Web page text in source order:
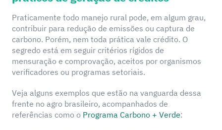
Praticamente todo manejo rural pode, em algum grau,
contribuir para redução de emissões ou captura de
carbono. Porém, nem toda prática vale crédito. O
segredo está em seguir critérios rígidos de
mensuração e comprovação, aceitos por organismos
verificadores ou programas setoriais.
Veja alguns exemplos que estão na vanguarda dessa
frente no agro brasileiro, acompanhados de
referências como o Programa Carbono + Verde: